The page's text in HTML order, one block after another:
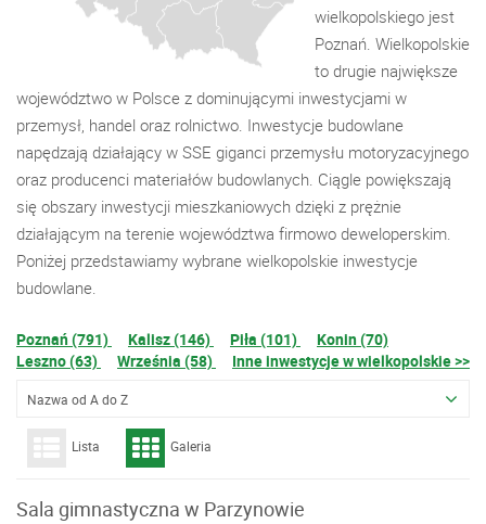
wielkopolskiego jest
Poznań. Wielkopolskie
to drugie największe
województwo w Polsce z dominującymi inwestycjami w
przemysł, handel oraz rolnictwo. Inwestycje budowlane
napędzają działający w SSE giganci przemysłu motoryzacyjnego
oraz producenci materiałów budowlanych. Ciągle powiększają
się obszary inwestycji mieszkaniowych dzięki z prężnie
działającym na terenie województwa firmowo deweloperskim.
Poniżej przedstawiamy wybrane wielkopolskie inwestycje
budowlane.
Poznań (791) Kalisz (146) Piła (101)
Konin (70)
Leszno (63)
Września (58) Inne inwestycje w wielkopolskie >>
Nazwa od A do Z
Lista Galeria
Sala gimnastyczna w Parzynowie